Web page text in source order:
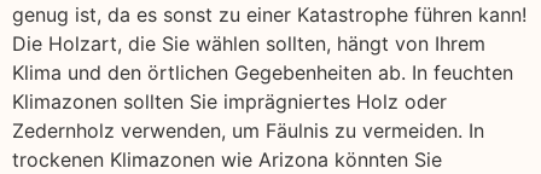
genug ist, da es sonst zu einer Katastrophe führen kann!
Die Holzart, die Sie wählen sollten, hängt von Ihrem
Klima und den örtlichen Gegebenheiten ab. In feuchten
Klimazonen sollten Sie imprägniertes Holz oder
Zedernholz verwenden, um Fäulnis zu vermeiden. In
trockenen Klimazonen wie Arizona könnten Sie